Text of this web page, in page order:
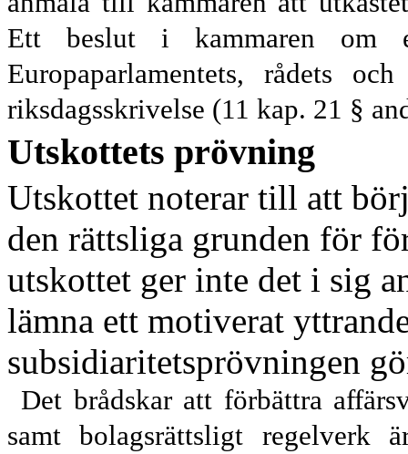
Ett beslut i kammaren om
Europaparlamentets, rådets
riksdagsskrivelse (11 kap. 21 §
Utskottets prövning
Utskottet noterar till att
den rättsliga grunden för
utskottet ger inte det i sig
lämna ett motiverat
subsidiaritetsprövningen
Det brådskar att förbättra
samt bolagsrättsligt regelverk